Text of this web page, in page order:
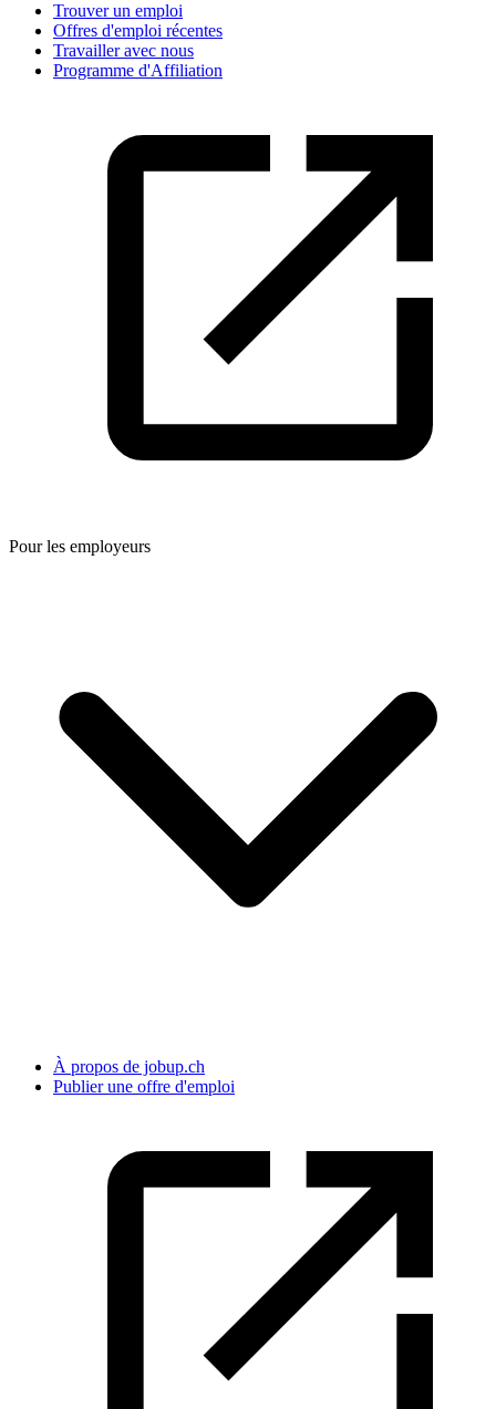
Trouver un emploi
Offres d'emploi récentes
Travailler avec nous
Programme d'Affiliation
Pour les employeurs
À propos de jobup.ch
Publier une offre d'emploi